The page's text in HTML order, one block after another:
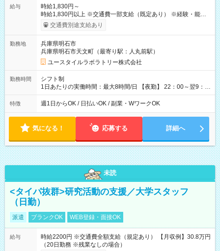
給与
時給1,830円～
時給1,830円以上 ※交通費一部支給（既定あり） ※経験・能力を
考慮して決定します 【収入例】 週1回勤務の場合：1,830円×8時
間×4回=5万8,560円 週3回勤務の場合：1,830円×8時間×12回
月 ※ 雇用形態と給与に、本採用時と異なる部分があります。 雇
用形態：本採用時と同じです。 給与：時給 1,550円以上
交通費別途支給あり
勤務地
兵庫県明石市
兵庫県明石市天文町（最寄り駅：人丸前駅）
ユースタイルラボラトリー株式会社
勤務時間
シフト制
1日あたりの実働時間：最大8時間/日 【夜勤】 22：00～翌9：
00 ※週1日～OK ／ 夜勤専従 ＊＊ 勤務時間例 ＊＊ ■22時か
ら翌7時 ■23時から翌8時 ■24時から翌9時 など ※上記の時間
ます。 ※曜日固定（毎週同じ曜日での勤務となります）
特徴 週1日からOK / 日払いOK / 副業・WワークOK
気になる！ 応募する 詳細へ
未読
<タイパ抜群>研究活動の支援／大学スタッフ
（日勤）
派遣 ブランクOK WEB登録・面接OK
給与
時給2200円 ※交通費全額支給（規定あり） 【月収例】30.8万円
（20日勤務 ※残業なしの場合）